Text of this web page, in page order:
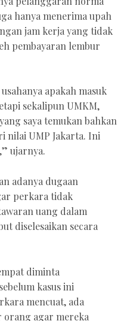
hanya menerima upah
jam kerja yang tidak
pembayaran lembur
apakah masuk
sekalipun UMKM,
saya temukan bahkan
nilai UMP Jakarta. Ini
ujarnya.
adanya dugaan
perkara tidak
uang dalam
diselesaikan secara
diminta
kasus ini
mencuat, ada
orang agar mereka